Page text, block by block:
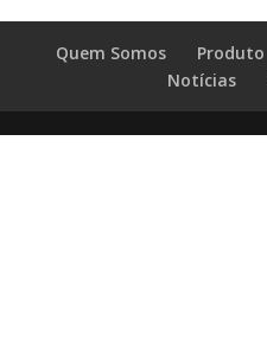
Quem Somos Produto
Notícias